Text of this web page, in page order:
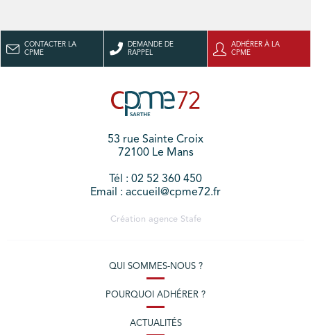
CONTACTER LA
CPME
DEMANDE DE
RAPPEL
ADHÉRER À LA
CPME
53 rue Sainte Croix
72100 Le Mans
Tél : 02 52 360 450
Email : accueil@cpme72.fr
Création agence Stafe
QUI SOMMES-NOUS ?
POURQUOI ADHÉRER ?
ACTUALITÉS